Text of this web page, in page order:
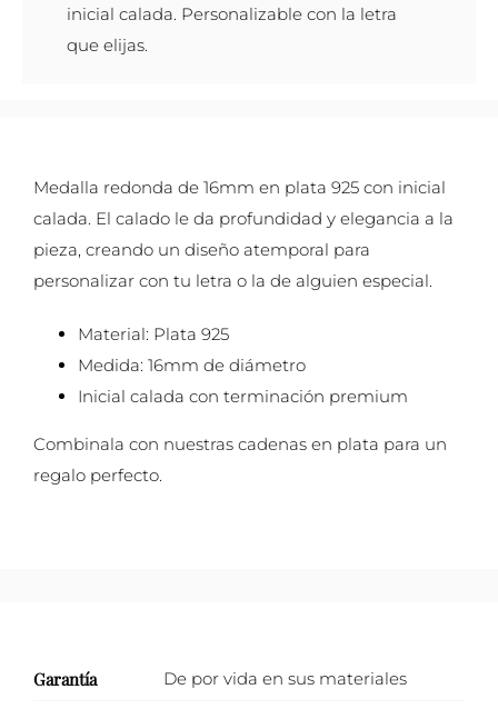
cantidad
inicial calada. Personalizable con la letra
que elijas.
Medalla redonda de 16mm en plata 925 con inicial
calada. El calado le da profundidad y elegancia a la
pieza, creando un diseño atemporal para
personalizar con tu letra o la de alguien especial.
Material: Plata 925
Medida: 16mm de diámetro
Inicial calada con terminación premium
Combinala con nuestras cadenas en plata para un
regalo perfecto.
Garantía De por vida en sus materiales